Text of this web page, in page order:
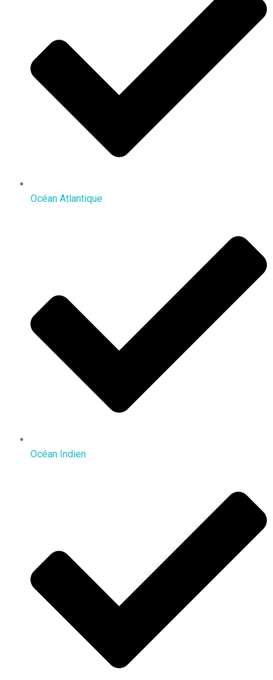
Océan Atlantique
Océan Indien